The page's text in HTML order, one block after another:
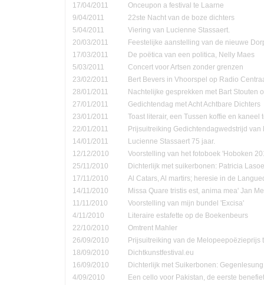
17/04/2011
Onceupon a festival te Laarne
9/04/2011
22ste Nacht van de boze dichters
5/04/2011
Viering van Lucienne Stassaert.
20/03/2011
Feestelijke aanstelling van de nieuwe
17/03/2011
De poëtica van een politica, Nelly Maes
5/03/2011
Concert voor Artsen zonder grenzen
23/02/2011
Bert Bevers in Vhoorspel op Radio
28/01/2011
Nachtelijke gesprekken met Bart Stouten
27/01/2011
Gedichtendag met Acht Achtbare Dichters
23/01/2011
Toast literair, een Tussen koffie en kaneel
22/01/2011
Prijsuitreiking Gedichtendagwedstrijd van
14/01/2011
Lucienne Stassaert 75 jaar.
12/12/2010
Voorstelling van het fotoboek 'Hoboken
25/11/2010
Dichterlijk met suikerbonen: Patricia
17/11/2010
Al Catars, Al martirs; heresie in de
14/11/2010
Missa Quare tristis est, anima mea' Jan
11/11/2010
Voorstelling van mijn bundel 'Excisa'
4/11/2010
Literaire estafette op de Boekenbeurs
22/10/2010
Omtrent Mahler
26/09/2010
Prijsuitreiking van de Melopeepoëzieprijs
18/09/2010
Dichtkunstfestival.eu
16/09/2010
Dichterlijk met Suikerbonen:
4/09/2010
Een cello voor Pakistan, de eerste